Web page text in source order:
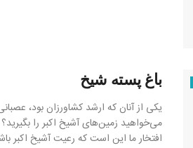
باغ پسته شیخ
یکی از آنان که ارشد کشاورزان بود،
می‌خواهید زمین‌های آشیخ اکبر را بگیرید؟
افتخار ما این است که رعیت آشیخ اکبر